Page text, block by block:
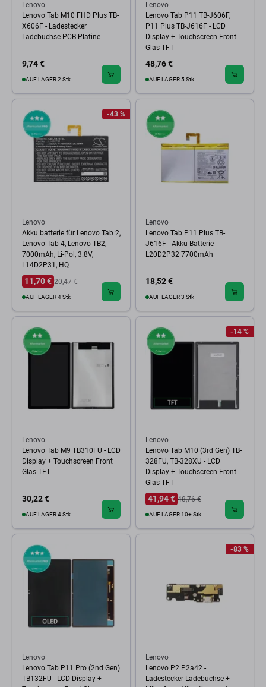
Lenovo
Lenovo Tab M10 FHD Plus TB-
X606F - Ladestecker
Ladebuchse PCB Platine
9,74 €
AUF LAGER 2 Stk
Lenovo
Lenovo Tab P11 TB-J606F,
P11 Plus TB-J616F - LCD
Display + Touchscreen Front
Glas TFT
48,76 €
AUF LAGER 5 Stk
-43 %
Lenovo
Akku batterie für Lenovo Tab 2,
Lenovo Tab 4, Lenovo TB2,
7000mAh, Li-Pol, 3.8V,
L14D2P31, HQ
11,70 € 20,47 €
AUF LAGER 4 Stk
Lenovo
Lenovo Tab P11 Plus TB-
J616F - Akku Batterie
L20D2P32 7700mAh
18,52 €
AUF LAGER 3 Stk
Lenovo
Lenovo Tab M9 TB310FU - LCD
Display + Touchscreen Front
Glas TFT
30,22 €
AUF LAGER 4 Stk
-14 %
Lenovo
Lenovo Tab M10 (3rd Gen) TB-
328FU, TB-328XU - LCD
Display + Touchscreen Front
Glas TFT
41,94 € 48,76 €
AUF LAGER 10+ Stk
Lenovo
Lenovo Tab P11 Pro (2nd Gen)
TB132FU - LCD Display +
-83 %
Lenovo
Lenovo P2 P2a42 -
Ladestecker Ladebuchse +